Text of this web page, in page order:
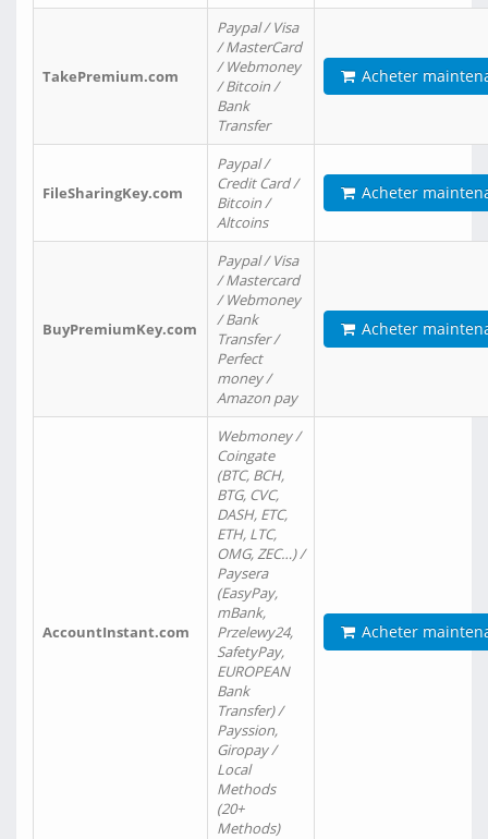
TakePremium.com
Paypal / Visa
/ MasterCard
/ Webmoney
/ Bitcoin /
Bank
Transfer
Acheter
FileSharingKey.com
Paypal /
Credit Card /
Bitcoin /
Altcoins
Acheter
BuyPremiumKey.com
Paypal / Visa
/ Mastercard
/ Webmoney
/ Bank
Transfer /
Perfect
money /
Amazon pay
Acheter
AccountInstant.com
Webmoney /
Coingate
(BTC, BCH,
BTG, CVC,
DASH, ETC,
ETH, LTC,
OMG, ZEC…) /
Paysera
(EasyPay,
mBank,
Przelewy24,
SafetyPay,
EUROPEAN
Bank
Transfer) /
Payssion,
Giropay /
Local
Methods
(20+
Methods)
Acheter